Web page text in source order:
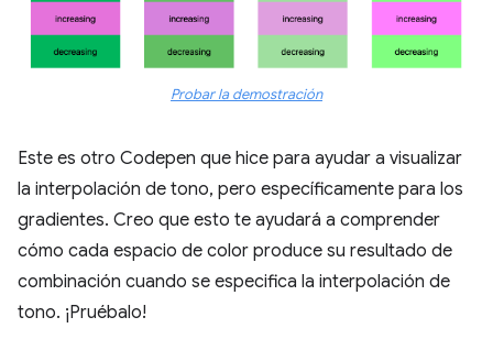
Probar la demostración
Este es otro Codepen que hice para ayudar a visualizar
la interpolación de tono, pero específicamente para los
gradientes. Creo que esto te ayudará a comprender
cómo cada espacio de color produce su resultado de
combinación cuando se especifica la interpolación de
tono. ¡Pruébalo!